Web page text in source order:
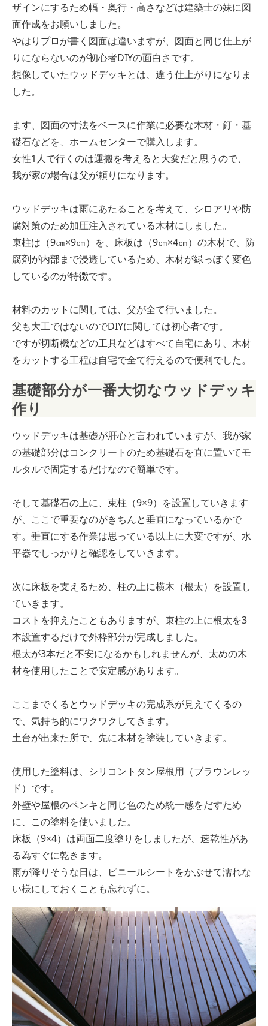
ザインにするため幅・奥行・高さなどは建築士の妹に図
面作成をお願いしました。
やはりプロが書く図面は違いますが、図面と同じ仕上が
りにならないのが初心者DIYの面白さです。
想像していたウッドデッキとは、違う仕上がりになりま
した。
ます、図面の寸法をベースに作業に必要な木材・釘・基
礎石などを、ホームセンターで購入します。
女性1人で行くのは運搬を考えると大変だと思うので、
我が家の場合は父が頼りになります。
ウッドデッキは雨にあたることを考えて、シロアリや防
腐対策のため加圧注入されている木材にしました。
束柱は（9㎝×9㎝）を、床板は（9㎝×4㎝）の木材で、防
腐剤が内部まで浸透しているため、木材が緑っぽく変色
しているのが特徴です。
材料のカットに関しては、父が全て行いました。
父も大工ではないのでDIYに関しては初心者です。
ですが切断機などの工具などはすべて自宅にあり、木材
をカットする工程は自宅で全て行えるので便利でした。
基礎部分が一番大切なウッドデッキ
作り
ウッドデッキは基礎が肝心と言われていますが、我が家
の基礎部分はコンクリートのため基礎石を直に置いてモ
ルタルで固定するだけなので簡単です。
そして基礎石の上に、束柱（9×9）を設置していきます
が、ここで重要なのがきちんと垂直になっているかで
す。垂直にする作業は思っている以上に大変ですが、水
平器でしっかりと確認をしていきます。
次に床板を支えるため、柱の上に横木（根太）を設置し
ていきます。
コストを抑えたこともありますが、束柱の上に根太を3
本設置するだけで外枠部分が完成しました。
根太が3本だと不安になるかもしれませんが、太めの木
材を使用したことで安定感があります。
ここまでくるとウッドデッキの完成系が見えてくるの
で、気持ち的にワクワクしてきます。
土台が出来た所で、先に木材を塗装していきます。
使用した塗料は、シリコントタン屋根用（ブラウンレッ
ド）です。
外壁や屋根のペンキと同じ色のため統一感をだすため
に、この塗料を使いました。
床板（9×4）は両面二度塗りをしましたが、速乾性があ
る為すぐに乾きます。
雨が降りそうな日は、ビニールシートをかぶせて濡れな
い様にしておくことも忘れずに。